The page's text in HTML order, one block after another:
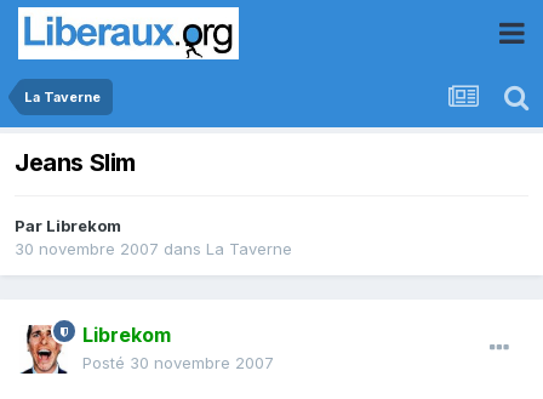
La Taverne
Jeans Slim
Par Librekom
30 novembre 2007 dans La Taverne
Librekom
Posté 30 novembre 2007